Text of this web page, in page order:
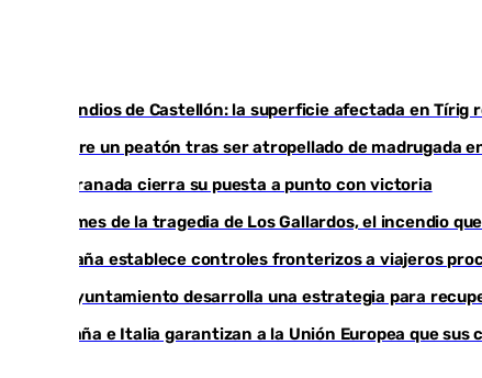
Incendios de Castellón: la superficie afectada en Tírig
Muere un peatón tras ser atropellado de madrugada
El Granada cierra su puesta a punto con victoria
Un mes de la tragedia de Los Gallardos, el incendio
España establece controles fronterizos a viajeros
El Ayuntamiento desarrolla una estrategia para
España e Italia garantizan a la Unión Europea que